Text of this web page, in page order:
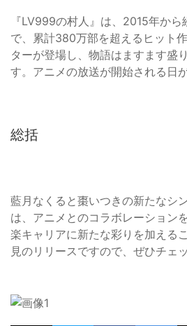
『LV999の村人』は、2015年か
で、累計380万部を超えるヒット
ターが登場し、物語はますます盛
す。アニメの放送が開始される日
総括
藍月なくると棗いつきの新たなシ
は、アニメとのコラボレーション
楽キャリアに新たな彩りを加える
見のリリースですので、ぜひチェ